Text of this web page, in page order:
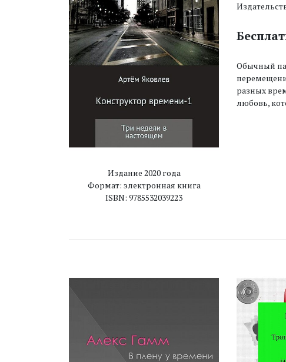
Издание 2020 года
Формат: электронная книга
ISBN: 9785532039223
Обычный
разных
любовь,